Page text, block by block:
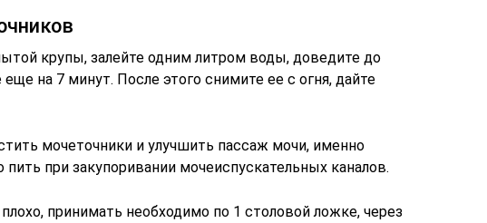
крупы, залейте одним литром воды, доведите до
еще на 7 минут. После этого снимите ее с огня, дайте
мочеточники и улучшить пассаж мочи, именно
при закупоривании мочеиспускательных каналов.
принимать необходимо по 1 столовой ложке, через